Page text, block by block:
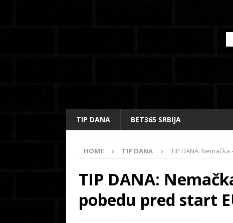
TIP DANA BET365 SRBIJA
HOME TIP DANA TIP DANA:
TIP DANA:
pobedu pred start